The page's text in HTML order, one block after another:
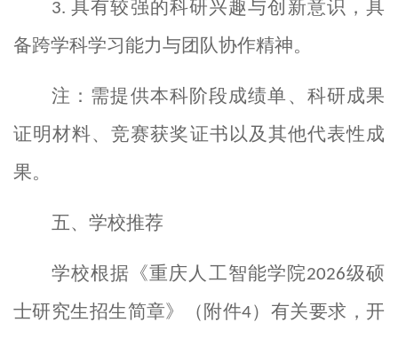
3.具有较强的科研兴趣与创新意识，具
备跨学科学习能力与团队协作精神。
注：需提供本科阶段成绩单、科研成果
证明材料、竞赛获奖证书 以及其他代表性成
果。
五、学校推荐
学校根据《重庆人工智能学院2026级硕
士研究生招生简章》（附件4）有关要求，开